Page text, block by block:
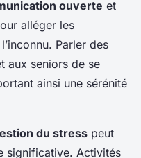
ouverte et
alléger les
Parler des
aux seniors de se
ainsi une sérénité
du stress peut
significative. Activités